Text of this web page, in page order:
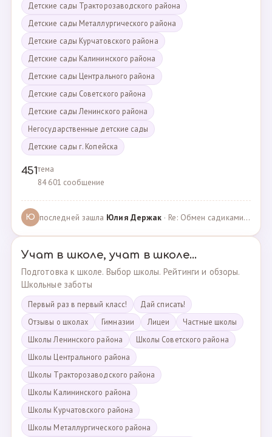
Детские сады Тракторозаводского района
Детские сады Металлургического района
Детские сады Курчатовского района
Детские сады Калининского района
Детские сады Центрального района
Детские сады Советского района
Детские сады Ленинского района
Негосударственные детские сады
Детские сады г. Копейска
451тема
84 601 сообщение
Ю последней зашла Юлия Держак · Re: Обмен садиками, продажа путевок · 25.01.2023
Учат в школе, учат в школе...
Подготовка к школе. Выбор школы. Рейтинги и обзоры.
Школьные заботы
Первый раз в первый класс!
Дай списать!
Отзывы о школах
Гимназии Лицеи
Частные школы
Школы Ленинского района
Школы Советского района
Школы Центрального района
Школы Тракторозаводского района
Школы Калининского района
Школы Курчатовского района
Школы Металлургического района